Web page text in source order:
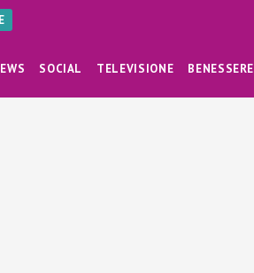
SOCIAL TELEVISIONE BENESSERE